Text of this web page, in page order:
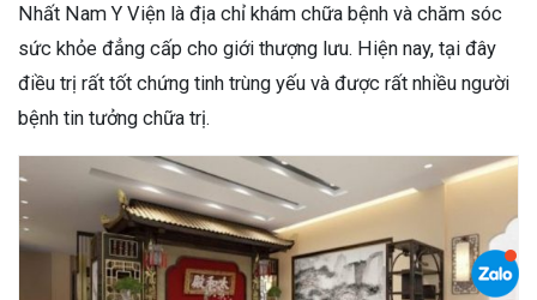
Nhất Nam Y Viện là địa chỉ khám chữa bệnh và chăm sóc
sức khỏe đẳng cấp cho giới thượng lưu. Hiện nay, tại đây
điều trị rất tốt chứng tinh trùng yếu và được rất nhiều người
bệnh tin tưởng chữa trị.